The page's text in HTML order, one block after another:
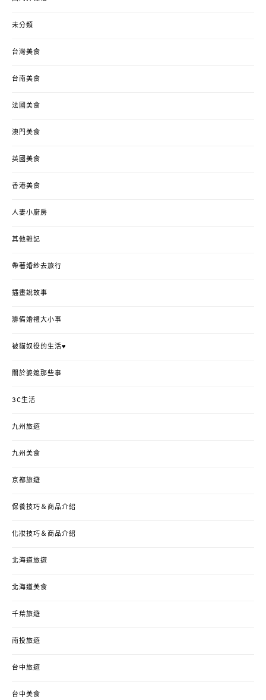
未分類
台灣美食
台南美食
法國美食
澳門美食
英國美食
香港美食
人妻小廚房
其他雜記
帶著婚紗去旅行
插畫說故事
籌備婚禮大小事
被貓奴役的生活♥
關於婆媳那些事
3C生活
九州旅遊
九州美食
京都旅遊
保養技巧＆商品介紹
化妝技巧＆商品介紹
北海道旅遊
北海道美食
千葉旅遊
南投旅遊
台中旅遊
台中美食